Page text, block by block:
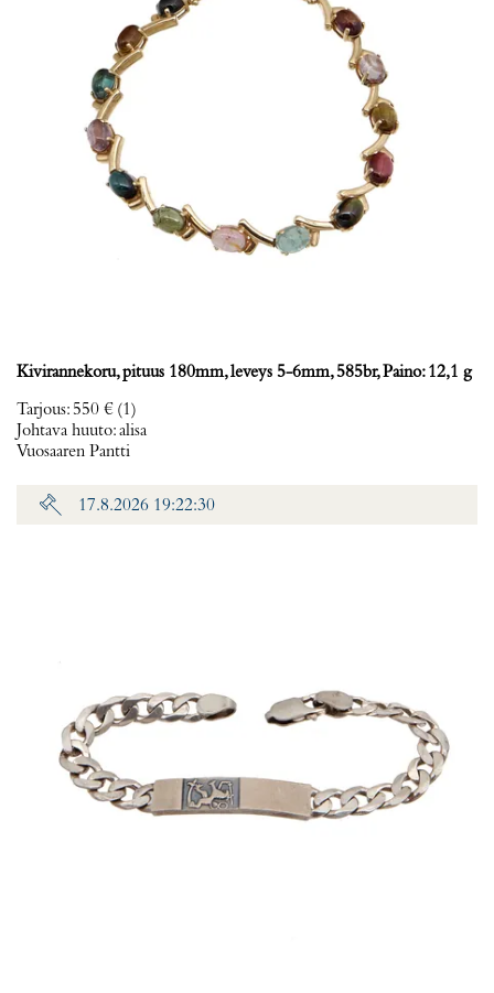
Kivirannekoru, pituus 180mm, leveys 5-6mm, 585br, Paino: 12,1 g
Tarjous: 550 € (1)
Johtava huuto:alisa
Vuosaaren Pantti
17.8.2026 19:22:30